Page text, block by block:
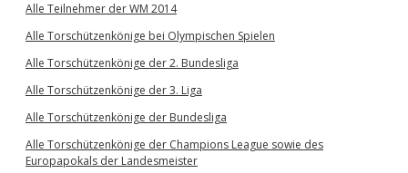
Alle Teilnehmer der WM 2014
Alle Torschützenkönige bei Olympischen Spielen
Alle Torschützenkönige der 2. Bundesliga
Alle Torschützenkönige der 3. Liga
Alle Torschützenkönige der Bundesliga
Alle Torschützenkönige der Champions League sowie des
Europapokals der Landesmeister